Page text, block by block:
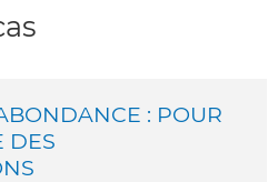
: POUR
DES